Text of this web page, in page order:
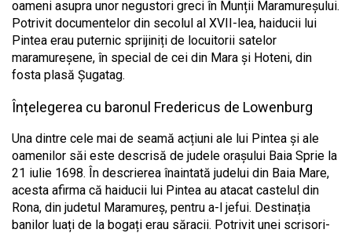
oameni asupra unor negustori greci în Munții Maramureșului.
Potrivit documentelor din secolul al XVII-lea, haiducii lui
Pintea erau puternic sprijiniți de locuitorii satelor
maramureșene, în special de cei din Mara și Hoteni, din
fosta plasă Șugatag.
Înțelegerea cu baronul Fredericus de Lowenburg
Una dintre cele mai de seamă acțiuni ale lui Pintea și ale
oamenilor săi este descrisă de judele orașului Baia Sprie la
21 iulie 1698. În descrierea înaintată judelui din Baia Mare,
acesta afirma că haiducii lui Pintea au atacat castelul din
Rona, din judetul Maramureș, pentru a-l jefui. Destinația
banilor luați de la bogați erau săracii. Potrivit unei scrisori-